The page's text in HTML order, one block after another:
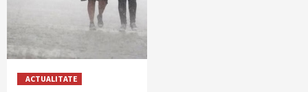
ACTUALITATE